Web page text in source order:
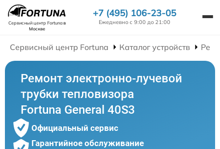
Сервисный центр Fortunaв
Москве
+7 (495) 106-23-05
Ежедневно с 9:00 до 21:00
Сервисный центр Fortuna Каталог устройств
Ремонт электронно-лучевой
трубки тепловизора
Fortuna General 40S3
Официальный сервис
Гарантийное обслуживание